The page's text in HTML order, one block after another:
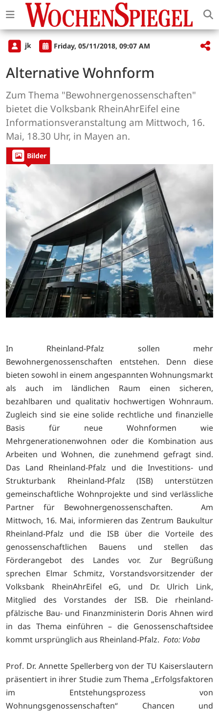
jk Friday, 05/11/2018, 09:07 AM
Alternative Wohnform
Zum Thema "Bewohnergenossenschaften"
bietet die Volksbank RheinAhrEifel eine
Informationsveranstaltung am Mittwoch, 16.
Mai, 18.30 Uhr, in Mayen an.
Bilder
In Rheinland-Pfalz sollen mehr
Bewohnergenossenschaften entstehen. Denn diese
bieten sowohl in einem angespannten Wohnungsmarkt
als auch im ländlichen Raum einen sicheren,
bezahlbaren und qualitativ hochwertigen Wohnraum.
Zugleich sind sie eine solide rechtliche und finanzielle
Basis für neue Wohnformen wie
Mehrgenerationenwohnen oder die Kombination aus
Arbeiten und Wohnen, die zunehmend gefragt sind.
Das Land Rheinland-Pfalz und die Investitions- und
Strukturbank Rheinland-Pfalz (ISB) unterstützen
gemeinschaftliche Wohnprojekte und sind verlässliche
Partner für Bewohnergenossenschaften. Am
Mittwoch, 16. Mai, informieren das Zentrum Baukultur
Rheinland-Pfalz und die ISB über die Vorteile des
genossenschaftlichen Bauens und stellen das
Förderangebot des Landes vor. Zur Begrüßung
sprechen Elmar Schmitz, Vorstandsvorsitzender der
Volksbank RheinAhrEifel eG, und Dr. Ulrich Link,
Mitglied des Vorstandes der ISB. Die rheinland-
pfälzische Bau- und Finanzministerin Doris Ahnen wird
in das Thema einführen – die Genossenschaftsidee
kommt ursprünglich aus Rheinland-Pfalz. Foto: Voba
Prof. Dr. Annette Spellerberg von der TU Kaiserslautern
präsentiert in ihrer Studie zum Thema „Erfolgsfaktoren
im Entstehungsprozess von
Wohnungsgenossenschaften“ Chancen und